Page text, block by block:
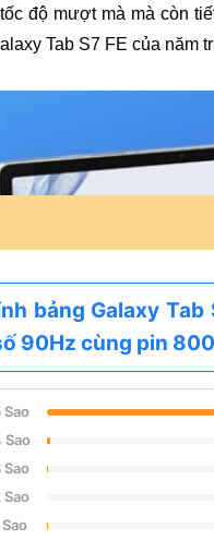
độ mượt mà mà còn
Tab S7 FE của năm
bảng Galaxy
90Hz cùng pin
Sao
Sao
Sao
Sao
Sao